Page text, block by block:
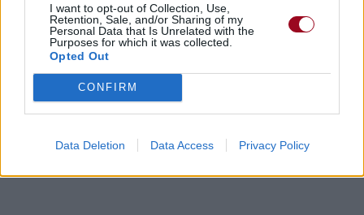
I want to opt-out of Collection, Use,
Retention, Sale, and/or Sharing of my
Personal Data that Is Unrelated with the
Purposes for which it was collected.
Opted Out
CONFIRM
Data Deletion Data Access Privacy Policy